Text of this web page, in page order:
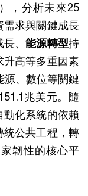
，分析未來25
需求與關鍵成長
長、能源轉型持
升高等多重因素
源、數位等關鍵
兆美元。隨
化系統的依賴
統公共工程，轉
韌性的核心平